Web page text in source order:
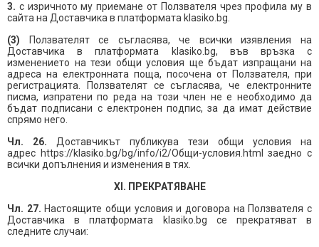
3. с изричното му приемане от Ползвателя чрез профила му в
сайта на Доставчика в платформата klasiko.bg.
(3) Ползвателят се съгласява, че всички изявления на
Доставчика в платформата klasiko.bg, във връзка с
изменението на тези общи условия ще бъдат изпращани на
адреса на електронната поща, посочена от Ползвателя, при
регистрацията. Ползвателят се съгласява, че електронните
писма, изпратени по реда на този член не е необходимо да
бъдат подписани с електронен подпис, за да имат действие
спрямо него.
Чл. 26. Доставчикът публикува тези общи условия на
адрес https://klasiko.bg/bg/info/i2/Общи-условия.html заедно с
всички допълнения и изменения в тях.
XI. ПРЕКРАТЯВАНЕ
Чл. 27. Настоящите общи условия и договора на Ползвателя с
Доставчика в платформата klasiko.bg се прекратяват в
следните случаи: